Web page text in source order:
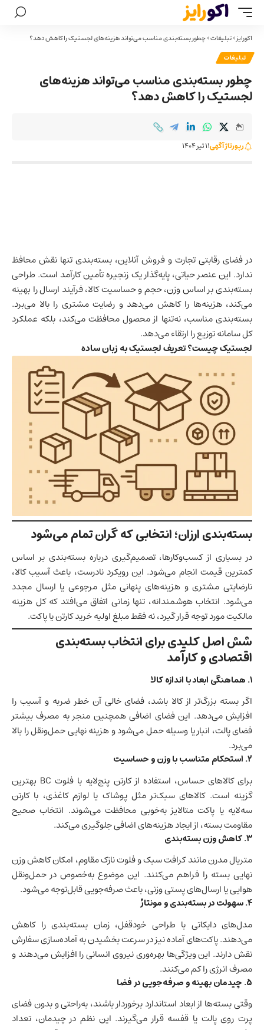
اکورایز>تبلیغات>چطور بسته‌بندی مناسب می‌تواند هزینه‌های لجستیک را کاهش دهد؟
تبلیغات
چطور بسته‌بندی مناسب می‌تواند هزینه‌های
لجستیک را کاهش دهد؟
رپورتاژ آگهی11 تیر 1404
در فضای رقابتی تجارت و فروش آنلاین، بسته‌بندی تنها نقش محافظ
ندارد. این عنصر حیاتی، پایه‌گذار یک زنجیره تأمین کارآمد است. طراحی
بسته‌بندی بر اساس وزن، حجم و حساسیت کالا، فرآیند ارسال را بهینه
می‌کند، هزینه‌ها را کاهش می‌دهد و رضایت مشتری را بالا می‌برد.
بسته‌بندی مناسب، نه‌تنها از محصول محافظت می‌کند، بلکه عملکرد
کل سامانه توزیع را ارتقاء می‌دهد.
لجستیک چیست؟ تعریف لجستیک به زبان ساده
بسته‌بندی ارزان؛ انتخابی که گران تمام می‌شود
در بسیاری از کسب‌وکارها، تصمیم‌گیری درباره بسته‌بندی بر اساس
کمترین قیمت انجام می‌شود. این رویکرد نادرست، باعث آسیب کالا،
نارضایتی مشتری و هزینه‌های پنهانی مثل مرجوعی یا ارسال مجدد
می‌شود. انتخاب هوشمندانه، تنها زمانی اتفاق می‌افتد که کل هزینه
مالکیت مورد توجه قرار گیرد، نه فقط مبلغ اولیه خرید کارتن یا پاکت.
شش اصل کلیدی برای انتخاب بسته‌بندی
اقتصادی و کارآمد
۱. هماهنگی ابعاد با اندازه کالا
اگر بسته بزرگ‌تر از کالا باشد، فضای خالی آن خطر ضربه و آسیب را
افزایش می‌دهد. این فضای اضافی همچنین منجر به مصرف بیشتر
فضای پالت، انبار یا وسیله حمل می‌شود و هزینه نهایی حمل‌ونقل را بالا
می‌برد.
۲. استحکام متناسب با وزن و حساسیت
برای کالاهای حساس، استفاده از کارتن پنج‌لایه با فلوت BC بهترین
گزینه است. کالاهای سبک‌تر مثل پوشاک یا لوازم کاغذی، با کارتن
سه‌لایه یا پاکت متالایزبه‌خوبی محافظت می‌شوند. انتخاب صحیح
مقاومت بسته، از ایجاد هزینه‌های اضافی جلوگیری می‌کند.
۳.کاهش وزن بسته‌بندی
متریال مدرن مانند کرافت سبک و فلوت نازک مقاوم، امکان کاهش وزن
نهایی بسته را فراهم می‌کنند. این موضوع به‌خصوص در حمل‌ونقل
هوایی یا ارسال‌های پستی وزنی، باعث صرفه‌جویی قابل‌توجه می‌شود.
۴.سهولت در بسته‌بندی و مونتاژ
مدل‌های دایکاتی با طراحی خودقفل، زمان بسته‌بندی را کاهش
می‌دهند. پاکت‌های آماده نیز در سرعت بخشیدن به آماده‌سازی سفارش
نقش دارند. این ویژگی‌ها بهره‌وری نیروی انسانی را افزایش می‌دهند و
مصرف انرژی را کم می‌کنند.
۵. چیدمان بهینه و صرفه‌جویی در فضا
وقتی بسته‌ها از ابعاد استاندارد برخوردار باشند، به‌راحتی و بدون فضای
پرت روی پالت یا قفسه قرار می‌گیرند. این نظم در چیدمان، تعداد